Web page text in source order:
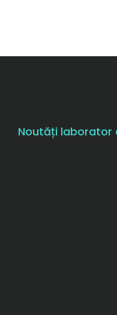
Noutăți laborator